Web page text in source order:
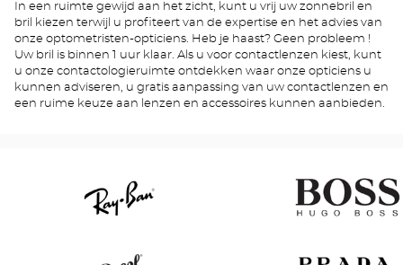
In een ruimte gewijd aan het zicht, kunt u vrij uw zonnebril en
bril kiezen terwijl u profiteert van de expertise en het advies van
onze optometristen-opticiens. Heb je haast? Geen probleem !
Uw bril is binnen 1 uur klaar. Als u voor contactlenzen kiest, kunt
u onze contactologieruimte ontdekken waar onze opticiens u
kunnen adviseren, u gratis aanpassing van uw contactlenzen en
een ruime keuze aan lenzen en accessoires kunnen aanbieden.